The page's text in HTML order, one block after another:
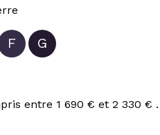
F G
entre 1 690 € et 2 330 €